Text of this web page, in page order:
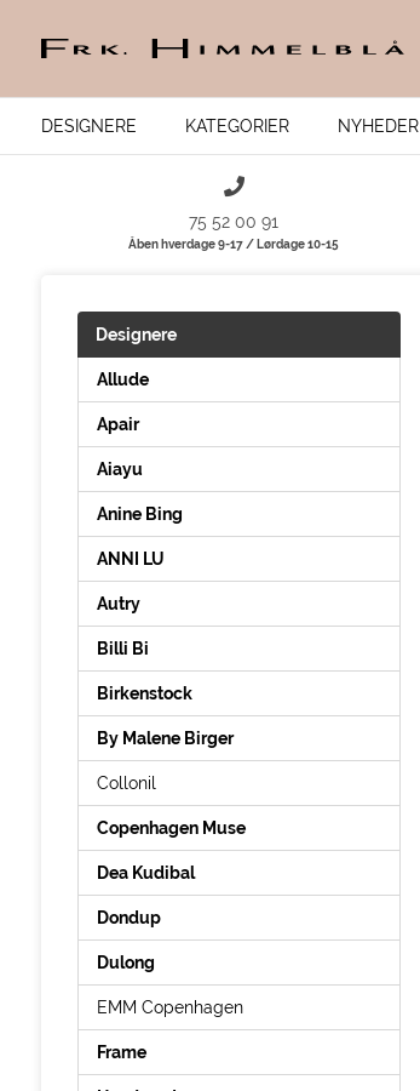
DESIGNERE KATEGORIER NYHEDER
75 52 00 91
Åben hverdage 9-17 / Lørdage 10-15
Designere
Allude
Apair
Aiayu
Anine Bing
ANNI LU
Autry
Billi Bi
Birkenstock
By Malene Birger
Collonil
Copenhagen Muse
Dea Kudibal
Dondup
Dulong
EMM Copenhagen
Frame
Duo Pack,
DKK 225,00